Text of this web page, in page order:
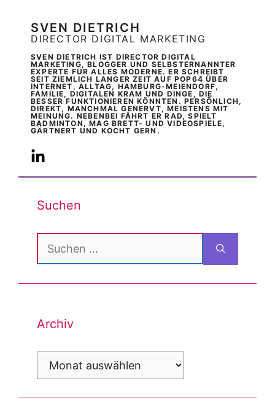
SVEN DIETRICH
DIRECTOR DIGITAL MARKETING
SVEN DIETRICH IST DIRECTOR DIGITAL
MARKETING, BLOGGER UND SELBSTERNANNTER
EXPERTE FÜR ALLES MODERNE. ER SCHREIBT
SEIT ZIEMLICH LANGER ZEIT AUF POP64 ÜBER
INTERNET, ALLTAG, HAMBURG-MEIENDORF,
FAMILIE, DIGITALEN KRAM UND DINGE, DIE
BESSER FUNKTIONIEREN KÖNNTEN. PERSÖNLICH,
DIREKT, MANCHMAL GENERVT, MEISTENS MIT
MEINUNG. NEBENBEI FÄHRT ER RAD, SPIELT
BADMINTON, MAG BRETT- UND VIDEOSPIELE,
GÄRTNERT UND KOCHT GERN.
Suchen
Suchen
nach:
Archiv
Archiv